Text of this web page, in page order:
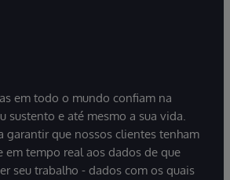
em todo o mundo confiam na
sustento e até mesmo a sua vida.
garantir que nossos clientes tenham
em tempo real aos dados de que
seu trabalho - dados com os quais